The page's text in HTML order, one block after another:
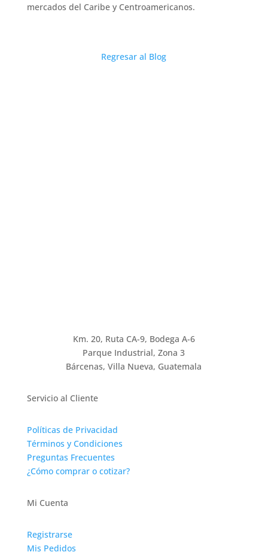
mercados del Caribe y Centroamericanos.
Regresar al Blog
Km. 20, Ruta CA-9, Bodega A-6
Parque Industrial, Zona 3
Bárcenas, Villa Nueva, Guatemala
Servicio al Cliente
Políticas de Privacidad
Términos y Condiciones
Preguntas Frecuentes
¿Cómo comprar o cotizar?
Mi Cuenta
Registrarse
Mis Pedidos